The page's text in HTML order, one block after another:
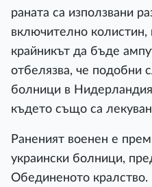
раната са използвани
включително
крайникът да бъде
отбелязва, че подобни
болници в
където също са
Раненият военен е
украински болници,
Обединеното